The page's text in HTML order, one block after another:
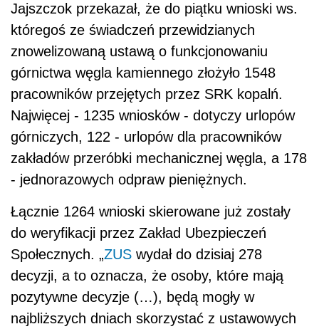
Jajszczok przekazał, że do piątku wnioski ws.
któregoś ze świadczeń przewidzianych
znowelizowaną ustawą o funkcjonowaniu
górnictwa węgla kamiennego złożyło 1548
pracowników przejętych przez SRK kopalń.
Najwięcej - 1235 wniosków - dotyczy urlopów
górniczych, 122 - urlopów dla pracowników
zakładów przeróbki mechanicznej węgla, a 178
- jednorazowych odpraw pieniężnych.
Łącznie 1264 wnioski skierowane już zostały
do weryfikacji przez Zakład Ubezpieczeń
Społecznych. „ZUS wydał do dzisiaj 278
decyzji, a to oznacza, że osoby, które mają
pozytywne decyzje (…), będą mogły w
najbliższych dniach skorzystać z ustawowych